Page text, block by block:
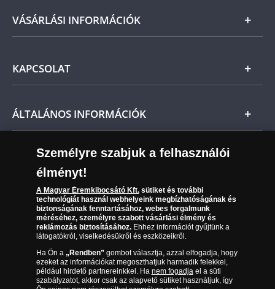
Ne feledje, amennyiben az érem nem teljesíti
előzetes várakozásait, a vonatkozó jogszabályok
és a kézhezvételtől számított 14 napon belül
visszaküldheti. A
mennyiben időközben kifizette a
termék árát, akkor azt visszatérítjük Önnek.
Arany
Magyar
VÁSÁRLÁSI INFORMÁCIÓK
Kézbesítés
Reklamáció
Visszaküldés
Elállási űrlap
KAPCSOLAT
Ügyfélszolgálat
Leiratkozás a hírlevélről
Karrier
ÁLTALÁNOS INFORMÁCIÓK
Sütik (cookies) használata
Süti (cookies)Beállítások
Társaságunkról
Az érmék és érmek ára és értéke
Gyakran ismételt kérdések
Adatkezelés
06 80 888 889
(díjmentesen hívható hétfőtől csütörtökig 9.00 és 17.00
óra között, péntekenként 9.00 és 15.00 óra között)
Személyre szabjuk a felhasználói
élményt!
A Magyar Éremkibocsátó Kft.sütiket és további
technológiát használ webhelyeink megbízhatóságának és
biztonságának fenntartásához, webes forgalmunk
méréséhez, személyre szabott vásárlási élmény és
reklámozás biztosításához.Ehhez információt gyűjtünk a
látogatókról, viselkedésükről és eszközeikről.
Ha Ön a „Rendben”gombot választja, azzal elfogadja, hogy
ezeket az információkat megoszthatjuk harmadik felekkel,
például hirdető partnereinkkel. Ha nem fogadjael a süti
szabályzatot, akkor csak az alapvető sütiket használjuk, így